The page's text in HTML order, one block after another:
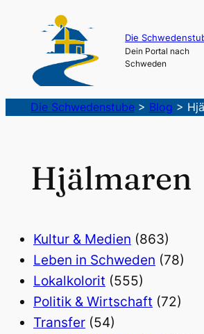
Die
Dein Portal nach
Schweden
Die Schwedenstube> Blog >
Hjälmaren
Kultur & Medien (863)
Leben in Schweden (78)
Lokalkolorit (555)
Politik & Wirtschaft (72)
Transfer (54)